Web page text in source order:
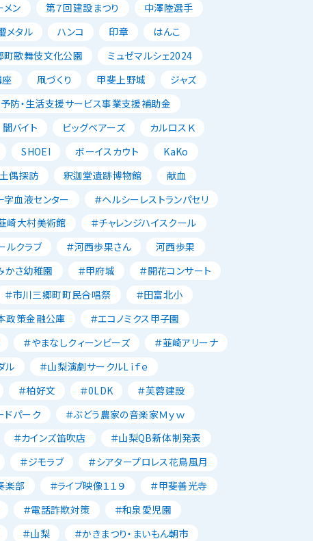
メン 第７回建設まつり
中澤陸選手
メタル ハンコ 印章
はんこ
町歌舞伎文化公園
ミュゼマルシェ2024
凧づくり 甲斐上野城
ジャズ
防・生活支援サービス事業支援補助金
闇バイト ビッグベアーズ
カルロスＫ
SHOEI ボーイスカウト
KaKo
偶探訪 釈迦堂遺跡博物館
献血
字血液センター
＃ヘルシーレストランパセリ
崎大村美術館
＃チャレンジハイスクール
ルクラブ ＃河西歩果さん
河西歩果
かさ幼稚園 ＃甲府城
＃開花コンサート
＃市川三郷町町民合唱祭
＃田富北小
政策金融公庫
＃エコノミクス甲子園
＃やまなしクィーンビーズ
＃韮崎アリーナ
ル
＃山梨演劇サークルLｉｆｅ
＃柏好文 ＃0LDK
＃芙蓉建設
ドパーク
＃ぶどう農家の音楽家Ｍｙｗ
＃カインズ笛吹店
＃山梨QB新体制発表
＃ジモラブ
＃シアタープロレス花鳥風月
楽部 ＃ライブ映像１１９
＃甲斐善光寺
＃電話詐欺対策
＃和泉愛児園
＃山梨
＃かきまつり・まいもん朝市